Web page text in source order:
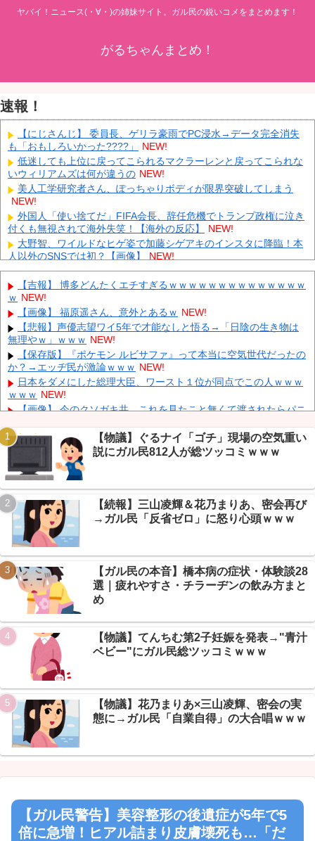
ヤバイ！ニュース(・∀・)の姉妹サイト。ガル民の鋭いコメをまとめます！
がるちゃんまとめ！
速報！
【にじさんじ】 委員長、ゲリラ豪雨でPC浸水→データ完全消失
も「おもしろいかった????」
NEW!
低迷しても上位に戻ってこられるマクラーレンと戻ってこられな
いウィリアムズは何が違うの NEW!
美人工学研究者さん、ぽっちゃりボディが限界突破してしまう
NEW!
外国人「使い捨てだ」FIFA会長、辞任危機でトランプ政権に泣き
付くも無視されて海外失笑！【海外の反応】
NEW!
大野智、ワイルドなヒゲ姿で加藤シゲアキのインスタに降臨！本
人以外のSNSでは初？【画像】
NEW!
【衝撃】 中国製ルーター20機種にバックドア発見！ ネットに繋
ぐだけで35秒ごとに中国のサーバーと通信 NEW!
中国「大洪水！」中国ダム「決壊」地元民「公式発表より死者多
い！」中国政府「住民拘束！（安否不明」中国当局「救助隊動画も
削除」台風13号「三峡ダム接近中」→
NEW!
中国人のリウさん、新エネ車で国境越えたら遠隔操作で30時間ロ
ックされる！
NEW!
【平和宣言を非難】 ロシア外務省報道官「広島市長は『偽りの呪
文』繰り返している」 NEW!
K-POPアイドルの約半数が3年後には姿を消す…損益分岐点突破
は4％未満
NEW!
Powered by livedoor 相互RSS
【吉報】 博多どんたくエチすぎるｗｗｗｗｗｗｗｗｗｗｗｗｗｗ
ｗ NEW!
【画像】 福原遥さん、意外とあるｗ NEW!
【悲報】声優志望ワイ5年で才能なしと悟る→「日陰の生き物は
無理やｗ」ｗｗｗ NEW!
【保存版】『ポケモン ルビサファ』って本当に空気世代だったの
か？→エッヂ民が激論ｗｗｗ NEW!
日本をダメにした総理大臣、ワースト１位が同点でこの人ｗｗｗ
ｗｗｗ NEW!
【画像】 今のクソガキ共、これを見たこと無くて渡されたらパニ
【画像】 16歳でこのお◯ぱいはいかんでしょｗｗｗwｗｗｗｗｗ
ｗｗｗ❤
NEW!
【悲報】ちいかわのモモンガ、映画でヘイト溜めてキャラチェン
ジへwwwスレ民「人気なさがバレた」
【悲報】親「本だけで十分」ゲーム禁止→子ども孤立、いじめら
れたｗｗｗ NEW!
【速報】MTV VMAJ 2026第一弾ラインナップ→AKB不在で地下
が場外乱闘ｗｗｗ
Powered by livedoor 相互RSS
【物議】ぐるナイ「ゴチ」現場の空気重い
説にガル民812人が総ツッコミｗｗｗ
【続報】三山凌輝＆花乃まりあ、密会再び
→ガル民「反省ゼロ」に怒り心頭ｗｗｗ
【ガル民の本音】橋本病の症状・体験談28
選｜疲れやすさ・チラーヂンの飲み方まと
め
【物議】てんちむ第2子妊娠を発表→"青汁
ベビー"にガル民総ツッコミｗｗｗ
【物議】花乃まりあ×三山凌輝、密会の実
態に→ガル民「自業自得」の大合唱ｗｗｗ
【ガル民警告】美容整形の後遺症が5年で5
倍に急増！ヒアル詰まり皮膚壊死も…「だ